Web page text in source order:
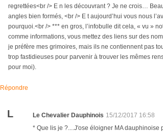
regrettées<br /> E n les découvrant ? Je ne crois…
angles bien formés, <br /> E t aujourd’hui vous nous
pourquoi.<br /> *** en gros, l’infobulle dit cela, « vu »
comme informations, vous mettez des liens sur des
je préfère mes grimoires, mais ils ne contiennent pas
trop fastidieuses pour parvenir à trouver les mêmes
pour moi).
Répondre
L Le Chevalier Dauphinois 15/12/2017 16:58
* Que lis je ?....J'ose éloigner MA